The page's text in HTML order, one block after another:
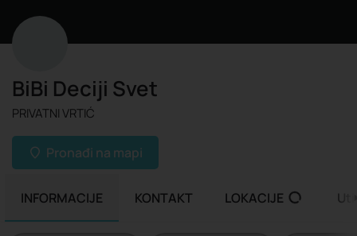
BiBi Deciji Svet
PRIVATNI VRTIĆ
Pronađi na mapi
INFORMACIJE KONTAKT LOKACIJE